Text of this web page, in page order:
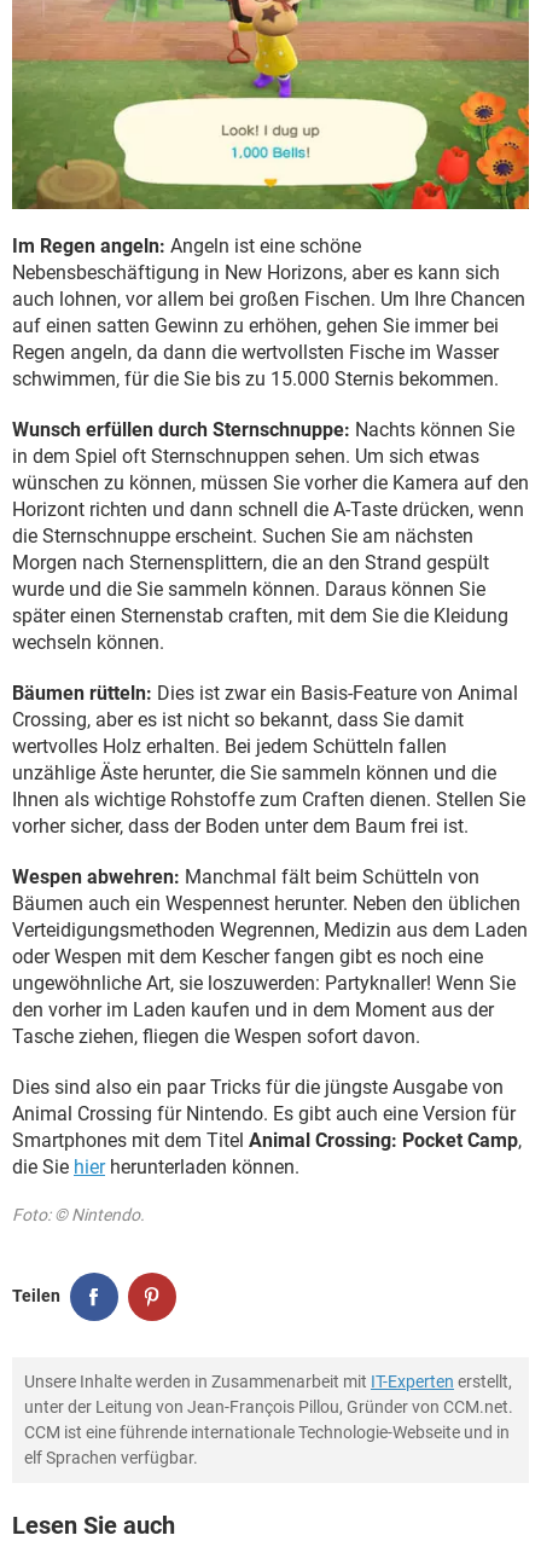
Im Regen angeln: Angeln ist eine schöne
Nebensbeschäftigung in New Horizons, aber es kann sich
auch lohnen, vor allem bei großen Fischen. Um Ihre Chancen
auf einen satten Gewinn zu erhöhen, gehen Sie immer bei
Regen angeln, da dann die wertvollsten Fische im Wasser
schwimmen, für die Sie bis zu 15.000 Sternis bekommen.
Wunsch erfüllen durch Sternschnuppe: Nachts können Sie
in dem Spiel oft Sternschnuppen sehen. Um sich etwas
wünschen zu können, müssen Sie vorher die Kamera auf den
Horizont richten und dann schnell die A-Taste drücken, wenn
die Sternschnuppe erscheint. Suchen Sie am nächsten
Morgen nach Sternensplittern, die an den Strand gespült
wurde und die Sie sammeln können. Daraus können Sie
später einen Sternenstab craften, mit dem Sie die Kleidung
wechseln können.
Bäumen rütteln: Dies ist zwar ein Basis-Feature von Animal
Crossing, aber es ist nicht so bekannt, dass Sie damit
wertvolles Holz erhalten. Bei jedem Schütteln fallen
unzählige Äste herunter, die Sie sammeln können und die
Ihnen als wichtige Rohstoffe zum Craften dienen. Stellen Sie
vorher sicher, dass der Boden unter dem Baum frei ist.
Wespen abwehren: Manchmal fält beim Schütteln von
Bäumen auch ein Wespennest herunter. Neben den üblichen
Verteidigungsmethoden Wegrennen, Medizin aus dem Laden
oder Wespen mit dem Kescher fangen gibt es noch eine
ungewöhnliche Art, sie loszuwerden: Partyknaller! Wenn Sie
den vorher im Laden kaufen und in dem Moment aus der
Tasche ziehen, fliegen die Wespen sofort davon.
Dies sind also ein paar Tricks für die jüngste Ausgabe von
Animal Crossing für Nintendo. Es gibt auch eine Version für
Smartphones mit dem Titel Animal Crossing: Pocket Camp,
die Sie hierherunterladen können.
Foto: © Nintendo.
Teilen
Unsere Inhalte werden in Zusammenarbeit mit IT-Experten erstellt,
unter der Leitung von Jean-François Pillou, Gründer von CCM.net.
CCM ist eine führende internationale Technologie-Webseite und in
elf Sprachen verfügbar.
Lesen Sie auch